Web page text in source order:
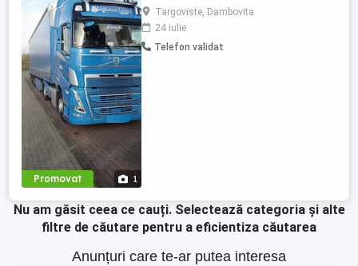
Promovat 1
Scandinavia - comunitate intre
Scandinavia si Europa - in regim de
echipaj pe comunitate intre Scandinavia si
Europa Oferim: - Pachet salarial format din
Targoviste, Dambovita
24 iulie
Telefon validat
Nu am găsit ceea ce cauți. Selectează categoria și alte
filtre de căutare pentru a eficientiza căutarea
Anunțuri care te-ar putea interesa